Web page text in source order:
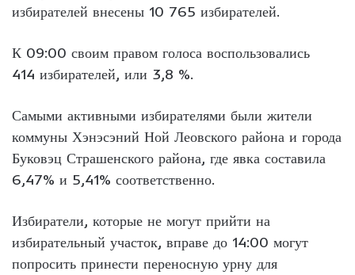
избирателей внесены 10 765 избирателей.
К 09:00 своим правом голоса воспользовались
414 избирателей, или 3,8 %.
Самыми активными избирателями были жители
коммуны Хэнэсэний Ной Леовского района и города
Буковэц Страшенского района, где явка составила
6,47% и 5,41% соответственно.
Избиратели, которые не могут прийти на
избирательный участок, вправе до 14:00 могут
попросить принести переносную урну для